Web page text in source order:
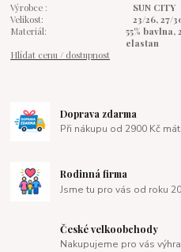
Výrobce :
SUN CITY
Velikost:
23/26, 27/
Materiál:
55% bavlna,
elastan
Hlídat cenu / dostupnost
Doprava zdarma
Při nákupu od 2900 Kč
Rodinná firma
Jsme tu pro vás od roku
České velkoobchody
Nakupujeme pro vás